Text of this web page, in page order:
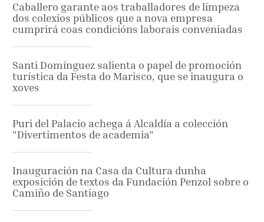
Caballero garante aos traballadores de limpeza
dos colexios públicos que a nova empresa
cumprirá coas condicións laborais conveniadas
Santi Domínguez salienta o papel de promoción
turística da Festa do Marisco, que se inaugura o
xoves
Puri del Palacio achega á Alcaldía a colección
"Divertimentos de academia"
Inauguración na Casa da Cultura dunha
exposición de textos da Fundación Penzol sobre o
Camiño de Santiago